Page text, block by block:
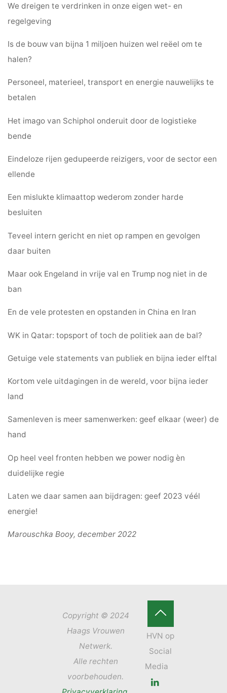
We dreigen te verdrinken in onze eigen wet- en
regelgeving
Is de bouw van bijna 1 miljoen huizen wel reëel om te
halen?
Personeel, materieel, transport en energie nauwelijks te
betalen
Het imago van Schiphol onderuit door de logistieke
bende
Eindeloze rijen gedupeerde reizigers, voor de sector een
ellende
Een mislukte klimaattop wederom zonder harde
besluiten
Teveel intern gericht en niet op rampen en gevolgen
daar buiten
Maar ook Engeland in vrije val en Trump nog niet in de
ban
En de vele protesten en opstanden in China en Iran
WK in Qatar: topsport of toch de politiek aan de bal?
Getuige vele statements van publiek en bijna ieder elftal
Kortom vele uitdagingen in de wereld, voor bijna ieder
land
Samenleven is meer samenwerken: geef elkaar (weer) de
hand
Op heel veel fronten hebben we power nodig èn
duidelijke regie
Laten we daar samen aan bijdragen: geef 2023 véél
energie!
Marouschka Booy, december 2022
Copyright © 2024
Haags Vrouwen
Netwerk.
Alle rechten
voorbehouden.
Terug
naar